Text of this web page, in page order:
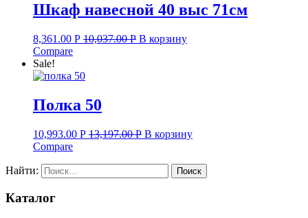
Шкаф навесной 40 выс 71см
8,361.00 Р 10,037.00Р В корзину
Compare
Sale!
Полка 50
10,993.00 Р 13,197.00Р В корзину
Compare
Найти:
Каталог